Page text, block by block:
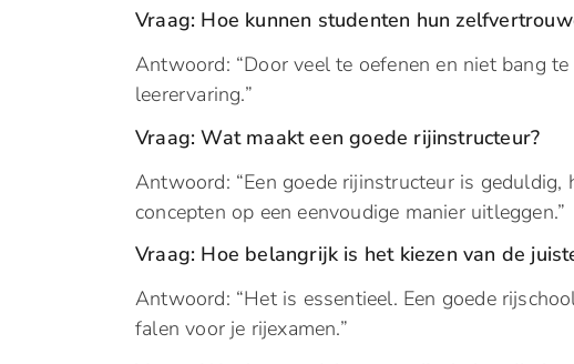
Vraag: Hoe kunnen studenten hun
Antwoord: “Door veel te oefenen en niet bang
leerervaring.”
Vraag: Wat maakt een goede rijinstructeur?
Antwoord: “Een goede rijinstructeur is
concepten op een eenvoudige manier uitleggen.”
Vraag: Hoe belangrijk is het kiezen van de
Antwoord: “Het is essentieel. Een goede
falen voor je rijexamen.”